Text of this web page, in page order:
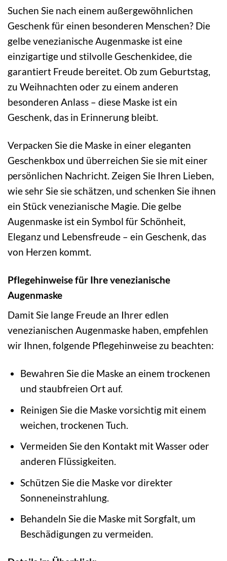
Suchen Sie nach einem außergewöhnlichen
Geschenk für einen besonderen Menschen? Die
gelbe venezianische Augenmaske ist eine
einzigartige und stilvolle Geschenkidee, die
garantiert Freude bereitet. Ob zum Geburtstag,
zu Weihnachten oder zu einem anderen
besonderen Anlass – diese Maske ist ein
Geschenk, das in Erinnerung bleibt.
Verpacken Sie die Maske in einer eleganten
Geschenkbox und überreichen Sie sie mit einer
persönlichen Nachricht. Zeigen Sie Ihren Lieben,
wie sehr Sie sie schätzen, und schenken Sie ihnen
ein Stück venezianische Magie. Die gelbe
Augenmaske ist ein Symbol für Schönheit,
Eleganz und Lebensfreude – ein Geschenk, das
von Herzen kommt.
Pflegehinweise für Ihre venezianische
Augenmaske
Damit Sie lange Freude an Ihrer edlen
venezianischen Augenmaske haben, empfehlen
wir Ihnen, folgende Pflegehinweise zu beachten:
Bewahren Sie die Maske an einem trockenen
und staubfreien Ort auf.
Reinigen Sie die Maske vorsichtig mit einem
weichen, trockenen Tuch.
Vermeiden Sie den Kontakt mit Wasser oder
anderen Flüssigkeiten.
Schützen Sie die Maske vor direkter
Sonneneinstrahlung.
Behandeln Sie die Maske mit Sorgfalt, um
Beschädigungen zu vermeiden.